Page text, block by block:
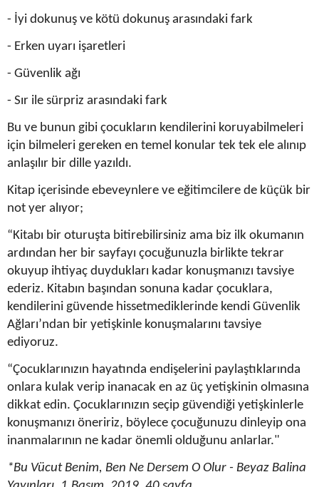
- İyi dokunuş ve kötü dokunuş arasındaki fark
- Erken uyarı işaretleri
- Güvenlik ağı
- Sır ile sürpriz arasındaki fark
Bu ve bunun gibi çocukların kendilerini koruyabilmeleri
için bilmeleri gereken en temel konular tek tek ele alınıp
anlaşılır bir dille yazıldı.
Kitap içerisinde ebeveynlere ve eğitimcilere de küçük bir
not yer alıyor;
“Kitabı bir oturuşta bitirebilirsiniz ama biz ilk okumanın
ardından her bir sayfayı çocuğunuzla birlikte tekrar
okuyup ihtiyaç duydukları kadar konuşmanızı tavsiye
ederiz. Kitabın başından sonuna kadar çocuklara,
kendilerini güvende hissetmediklerinde kendi Güvenlik
Ağları’ndan bir yetişkinle konuşmalarını tavsiye
ediyoruz.
“Çocuklarınızın hayatında endişelerini paylaştıklarında
onlara kulak verip inanacak en az üç yetişkinin olmasına
dikkat edin. Çocuklarınızın seçip güvendiği yetişkinlerle
konuşmanızı öneririz, böylece çocuğunuzu dinleyip ona
inanmalarının ne kadar önemli olduğunu anlarlar."
*Bu Vücut Benim, Ben Ne Dersem O Olur - Beyaz Balina